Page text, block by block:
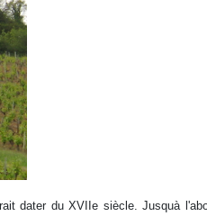
dater du XVIIe siècle. Jusquà